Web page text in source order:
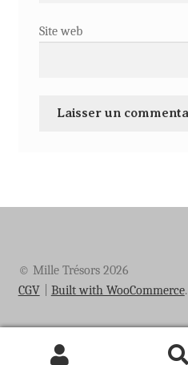
Site web
© Mille Trésors 2026
CGV
Built with WooCommerce.